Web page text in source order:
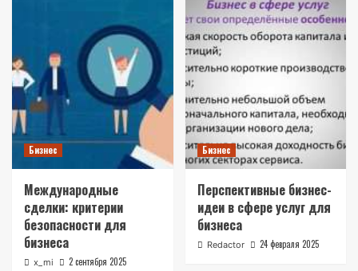
Бизнес
Международные
сделки: критерии
безопасности для
бизнеса
x_mi 2 сентября 2025
Бизнес
Перспективные бизнес-
идеи в сфере услуг для
бизнеса
Redactor 24 февраля 2025